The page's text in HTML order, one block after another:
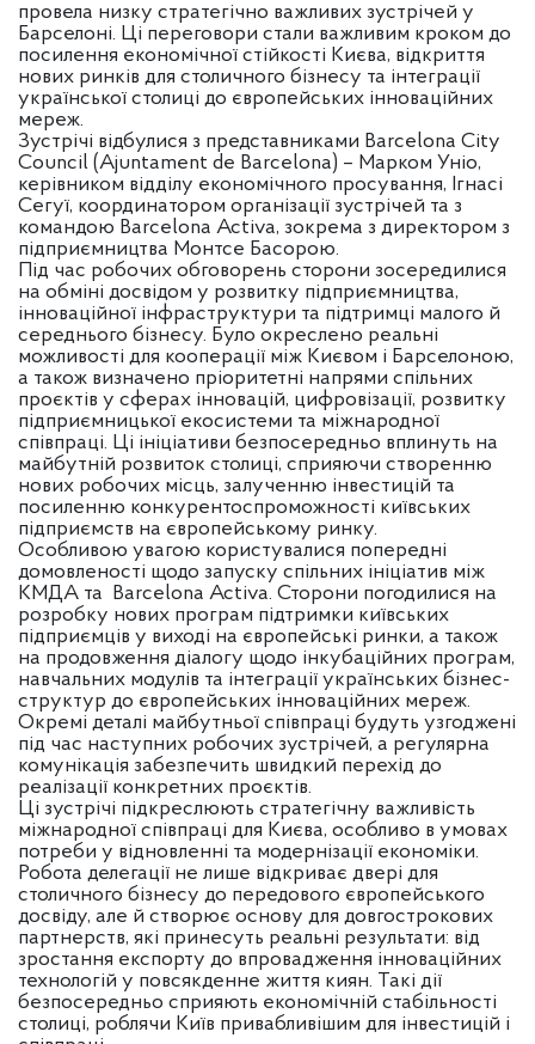
провела низку стратегічно важливих зустрічей у
Барселоні. Ці переговори стали важливим кроком до
посилення економічної стійкості Києва, відкриття
нових ринків для столичного бізнесу та інтеграції
української столиці до європейських інноваційних
мереж.
Зустрічі відбулися з представниками Barcelona City
Council (Ajuntament de Barcelona) – Марком Уніо,
керівником відділу економічного просування, Ігнасі
Сегуї, координатором організації зустрічей та з
командою Barcelona Activa, зокрема з директором з
підприємництва Монтсе Басорою.
Під час робочих обговорень сторони зосередилися
на обміні досвідом у розвитку підприємництва,
інноваційної інфраструктури та підтримці малого й
середнього бізнесу. Було окреслено реальні
можливості для кооперації між Києвом і Барселоною,
а також визначено пріоритетні напрями спільних
проєктів у сферах інновацій, цифровізації, розвитку
підприємницької екосистеми та міжнародної
співпраці. Ці ініціативи безпосередньо вплинуть на
майбутній розвиток столиці, сприяючи створенню
нових робочих місць, залученню інвестицій та
посиленню конкурентоспроможності київських
підприємств на європейському ринку.
Особливою увагою користувалися попередні
домовленості щодо запуску спільних ініціатив між
КМДА та Barcelona Activa. Сторони погодилися на
розробку нових програм підтримки київських
підприємців у виході на європейські ринки, а також
на продовження діалогу щодо інкубаційних програм,
навчальних модулів та інтеграції українських бізнес-
структур до європейських інноваційних мереж.
Окремі деталі майбутньої співпраці будуть узгоджені
під час наступних робочих зустрічей, а регулярна
комунікація забезпечить швидкий перехід до
реалізації конкретних проєктів.
Ці зустрічі підкреслюють стратегічну важливість
міжнародної співпраці для Києва, особливо в умовах
потреби у відновленні та модернізації економіки.
Робота делегації не лише відкриває двері для
столичного бізнесу до передового європейського
досвіду, але й створює основу для довгострокових
партнерств, які принесуть реальні результати: від
зростання експорту до впровадження інноваційних
технологій у повсякденне життя киян. Такі дії
безпосередньо сприяють економічній стабільності
столиці, роблячи Київ привабливішим для інвестицій і